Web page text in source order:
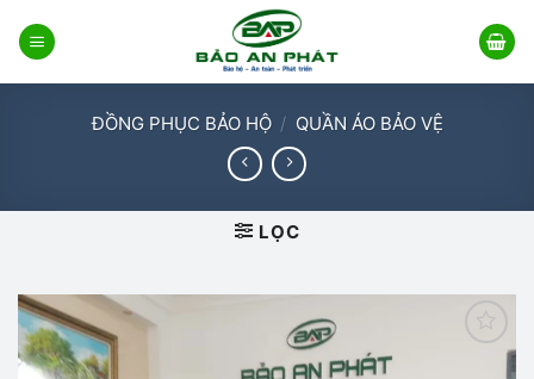
qua
ĐỒNG PHỤC BẢO HỘ / QUẦN ÁO BẢO VỆ
LỌC